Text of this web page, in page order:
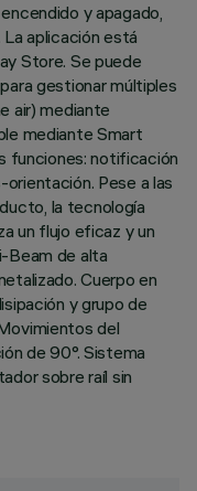
y apagado,
aplicación está
Store. Se puede
gestionar múltiples
air) mediante
mediante Smart
funciones: notificación
Pese a las
la tecnología
un flujo eficaz y un
Beam de alta
Cuerpo en
y grupo de
del
de 90°. Sistema
sobre raíl sin